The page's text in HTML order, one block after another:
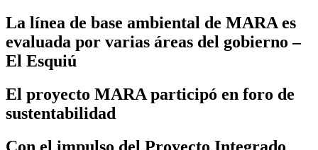
La línea de base ambiental de MARA es
evaluada por varias áreas del gobierno –
El Esquiú
El proyecto MARA participó en foro de
sustentabilidad
Con el impulso del Proyecto Integrado